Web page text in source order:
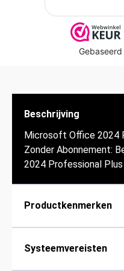
Beschrijving
Microsoft Office 2024
Zonder Abonnement:
2024 Professional
Productkenmerken
Systeemvereisten